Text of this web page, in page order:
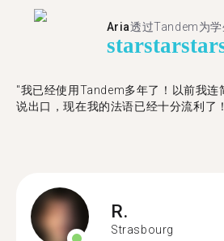
Aria透过Tandem为学
starstarstar
"​​我已经使用Tandem多年了！以前我连
说出口，现在我的法语已经十分流利了
R.
Strasbourg